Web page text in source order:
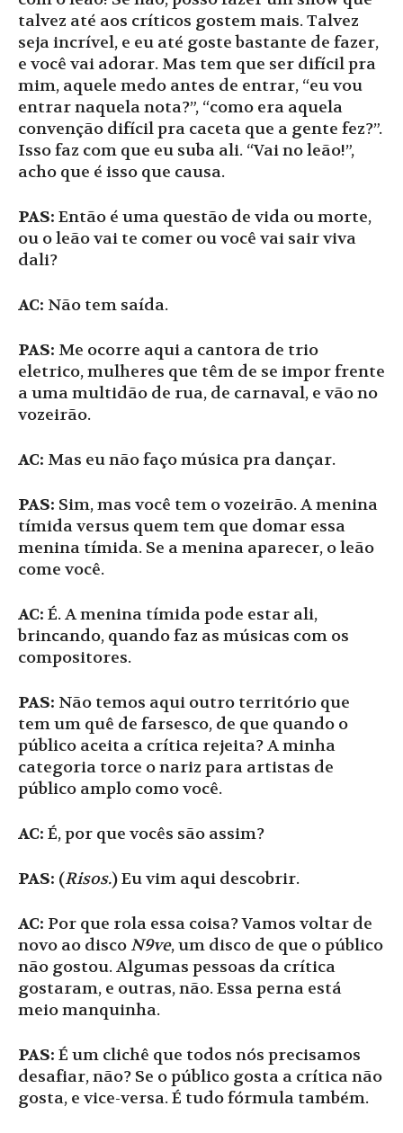
talvez até aos críticos gostem mais. Talvez
seja incrível, e eu até goste bastante de fazer,
e você vai adorar. Mas tem que ser difícil pra
mim, aquele medo antes de entrar, “eu vou
entrar naquela nota?”, “como era aquela
convenção difícil pra caceta que a gente fez?”.
Isso faz com que eu suba ali. “Vai no leão!”,
acho que é isso que causa.
PAS: Então é uma questão de vida ou morte,
ou o leão vai te comer ou você vai sair viva
dali?
AC: Não tem saída.
PAS: Me ocorre aqui a cantora de trio
eletrico, mulheres que têm de se impor frente
a uma multidão de rua, de carnaval, e vão no
vozeirão.
AC: Mas eu não faço música pra dançar.
PAS: Sim, mas você tem o vozeirão. A menina
tímida versus quem tem que domar essa
menina tímida. Se a menina aparecer, o leão
come você.
AC: É. A menina tímida pode estar ali,
brincando, quando faz as músicas com os
compositores.
PAS: Não temos aqui outro território que
tem um quê de farsesco, de que quando o
público aceita a crítica rejeita? A minha
categoria torce o nariz para artistas de
público amplo como você.
AC: É, por que vocês são assim?
PAS: (Risos.) Eu vim aqui descobrir.
AC: Por que rola essa coisa? Vamos voltar de
novo ao disco N9ve, um disco de que o público
não gostou. Algumas pessoas da crítica
gostaram, e outras, não. Essa perna está
meio manquinha.
PAS: É um clichê que todos nós precisamos
desafiar, não? Se o público gosta a crítica não
gosta, e vice-versa. É tudo fórmula também.